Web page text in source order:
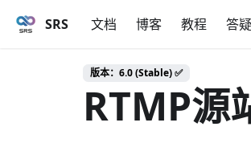
SRS 文档 博客 教程 答疑
版本：6.0 (Stable) ✅
RTMP源